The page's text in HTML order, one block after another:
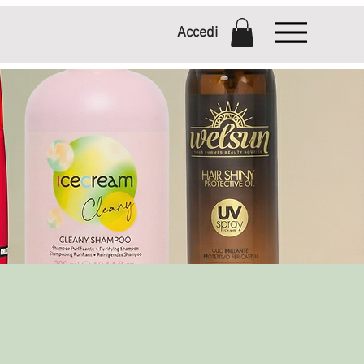
Accedi